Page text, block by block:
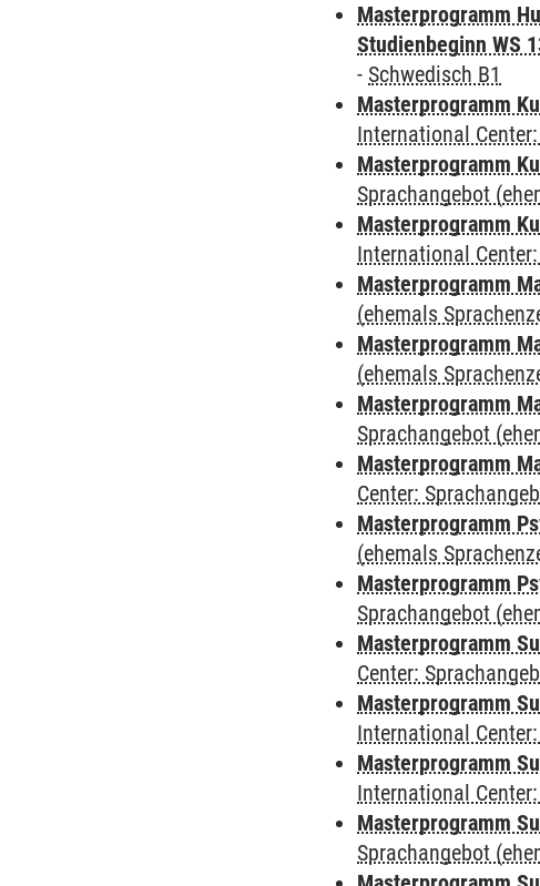
Masterprogramm
Studienbeginn WS
- Schwedisch B1
Masterprogramm
International
Masterprogramm
Sprachangebot
Masterprogramm
International
Masterprogramm
(ehemals
Masterprogramm
(ehemals
Masterprogramm
Sprachangebot
Masterprogramm
Center:
Masterprogramm
(ehemals
Masterprogramm
Sprachangebot
Masterprogramm
Center:
Masterprogramm
International
Masterprogramm
International
Masterprogramm
Sprachangebot